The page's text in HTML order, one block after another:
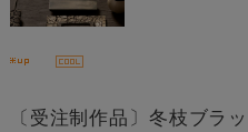
〔受注制作品〕冬枝ブラ